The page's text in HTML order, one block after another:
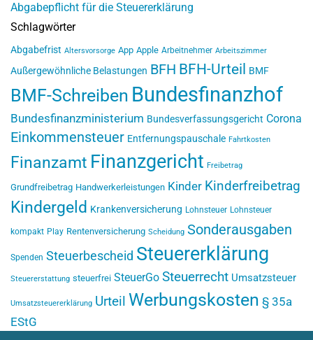
Abgabepflicht für die Steuererklärung
Schlagwörter
Abgabefrist Altersvorsorge App Apple Arbeitnehmer Arbeitszimmer
Außergewöhnliche Belastungen BFH BFH-Urteil BMF
BMF-Schreiben Bundesfinanzhof
Bundesfinanzministerium Bundesverfassungsgericht Corona
Einkommensteuer Entfernungspauschale Fahrtkosten
Finanzamt Finanzgericht Freibetrag
Grundfreibetrag Handwerkerleistungen Kinder Kinderfreibetrag
Kindergeld Krankenversicherung Lohnsteuer Lohnsteuer
kompakt Play Rentenversicherung Scheidung Sonderausgaben
Spenden Steuerbescheid Steuererklärung
Steuererstattung steuerfrei SteuerGo Steuerrecht Umsatzsteuer
Umsatzsteuererklärung Urteil Werbungskosten § 35a
EStG